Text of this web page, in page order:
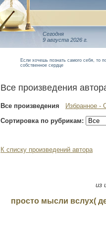
Сегодня
9 августа 2026 г.
Если хочешь познать самого себя, то
собственное сердце
Все произведения
Все произведения
Избранное -
Сортировка по рубрикам:
К списку произведений автора
из
просто мысли вслух(